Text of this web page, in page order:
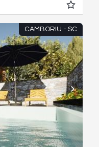
CAMBORIU - SC